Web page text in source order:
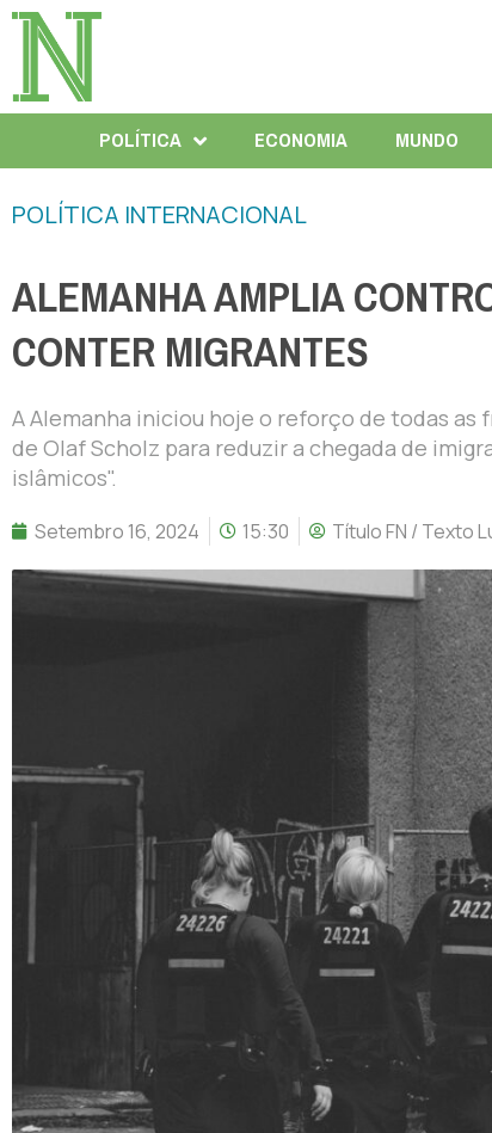
POLÍTICA ECONOMIA MUNDO
POLÍTICA INTERNACIONAL
ALEMANHA AMPLIA
CONTER MIGRANTES
A Alemanha iniciou hoje o reforço de todas
de Olaf Scholz para reduzir a chegada de
islâmicos".
Setembro 16, 2024 15:30 Título FN / Texto